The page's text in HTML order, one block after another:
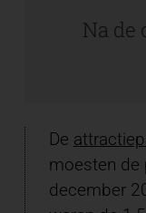
Na de
De
moesten de
december